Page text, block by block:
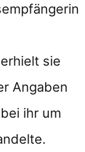
sie
Angaben
ihr um